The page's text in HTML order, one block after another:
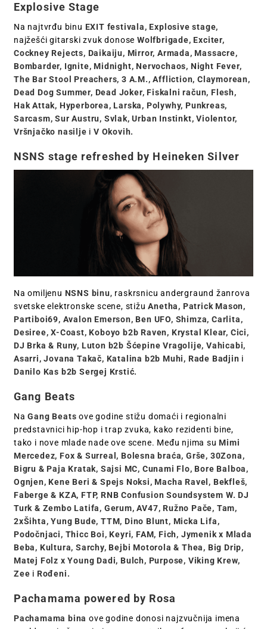
Explosive Stage
Na najtvrđu binu EXIT festivala, Explosive stage,
najžešći gitarski zvuk donoseWolfbrigade, Exciter,
Cockney Rejects, Daikaiju, Mirror, Armada, Massacre,
Bombarder, Ignite, Midnight, Nervochaos, Night Fever,
The Bar Stool Preachers, 3 A.M., Affliction, Claymorean,
Dead Dog Summer, Dead Joker, Fiskalni račun, Flesh,
Hak Attak, Hyperborea, Larska, Polywhy, Punkreas,
Sarcasm, Sur Austru, Svlak, Urban Instinkt, Violentor,
Vršnjačko nasilje i V Okovih.
NSNS stage refreshed by Heineken Silver
Na omiljenu NSNS binu, raskrsnicu andergraund žanrova
svetske elektronske scene, stižuAnetha, Patrick Mason,
Partiboi69, Avalon Emerson, Ben UFO, Shimza, Carlita,
Desiree, X-Coast, Koboyo b2b Raven, Krystal Klear, Cici,
DJ Brka & Runy, Luton b2b Šćepine Vragolije, Vahicabi,
Asarri, Jovana Takač, Katalina b2b Muhi, Rade Badjin i
Danilo Kas b2b Sergej Krstić.
Gang Beats
NaGang Beatsove godine stižu domaći i regionalni
predstavnici hip-hop i trap zvuka, kako rezidenti bine,
tako i nove mlade nade ove scene. Među njima su Mimi
Mercedez, Fox & Surreal, Bolesna braća, Grše, 30Zona,
Bigru & Paja Kratak, Sajsi MC, Cunami Flo, Bore Balboa,
Ognjen, Kene Beri & Spejs Noksi, Macha Ravel, Bekfleš,
Faberge & KZA, FTP, RNB Confusion Soundsystem W. DJ
Turk & Zembo Latifa, Gerum, AV47, Ružno Pače, Tam,
2xŠihta, Yung Bude, TTM, Dino Blunt, Micka Lifa,
Podočnjaci, Thicc Boi, Keyri, FAM, Fich, Jymenik x Mlada
Beba, Kultura, Sarchy, Bejbi Motorola & Thea, Big Drip,
Matej Folz x Young Dadi, Bulch, Purpose, Viking Krew,
Zee i Rođeni.
Pachamama powered by Rosa
Pachamama bina ove godine donosi najzvučnija imena